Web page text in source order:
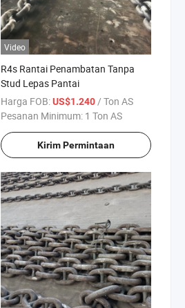
Video
R4s Rantai Penambatan Tanpa
Stud Lepas Pantai
Harga FOB:US$1.240 / Ton AS
Pesanan Minimum: 1 Ton AS
Kirim Permintaan